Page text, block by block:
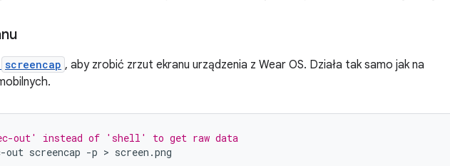
screencap , aby zrobić zrzut ekranu urządzenia z Wear OS. Działa tak samo jak na
out' instead of 'shell' to get raw data
out screencap -p >